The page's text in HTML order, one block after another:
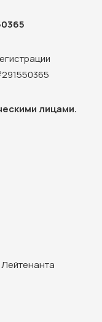
лицами.
Лейтенанта